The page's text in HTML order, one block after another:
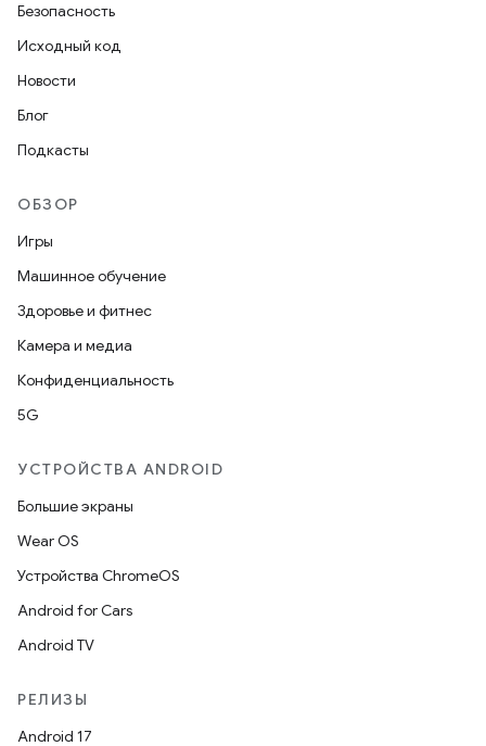
Безопасность
Исходный код
Новости
Блог
Подкасты
ОБЗОР
Игры
Машинное обучение
Здоровье и фитнес
Камера и медиа
Конфиденциальность
5G
УСТРОЙСТВА ANDROID
Большие экраны
Wear OS
Устройства ChromeOS
Android for Cars
Android TV
РЕЛИЗЫ
Android 17